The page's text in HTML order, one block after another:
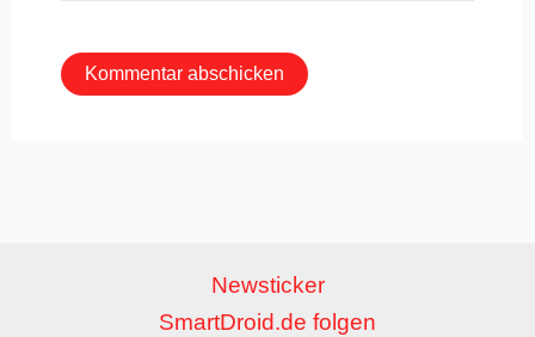
Newsticker
SmartDroid.de folgen